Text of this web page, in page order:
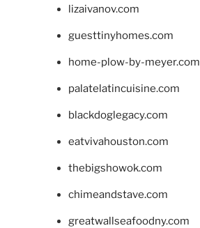
lizaivanov.com
guesttinyhomes.com
home-plow-by-meyer.com
palatelatincuisine.com
blackdoglegacy.com
eatvivahouston.com
thebigshowok.com
chimeandstave.com
greatwallseafoodny.com